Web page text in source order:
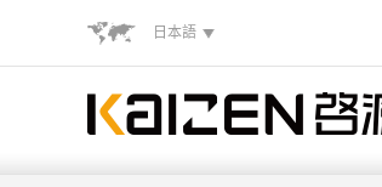
日本語